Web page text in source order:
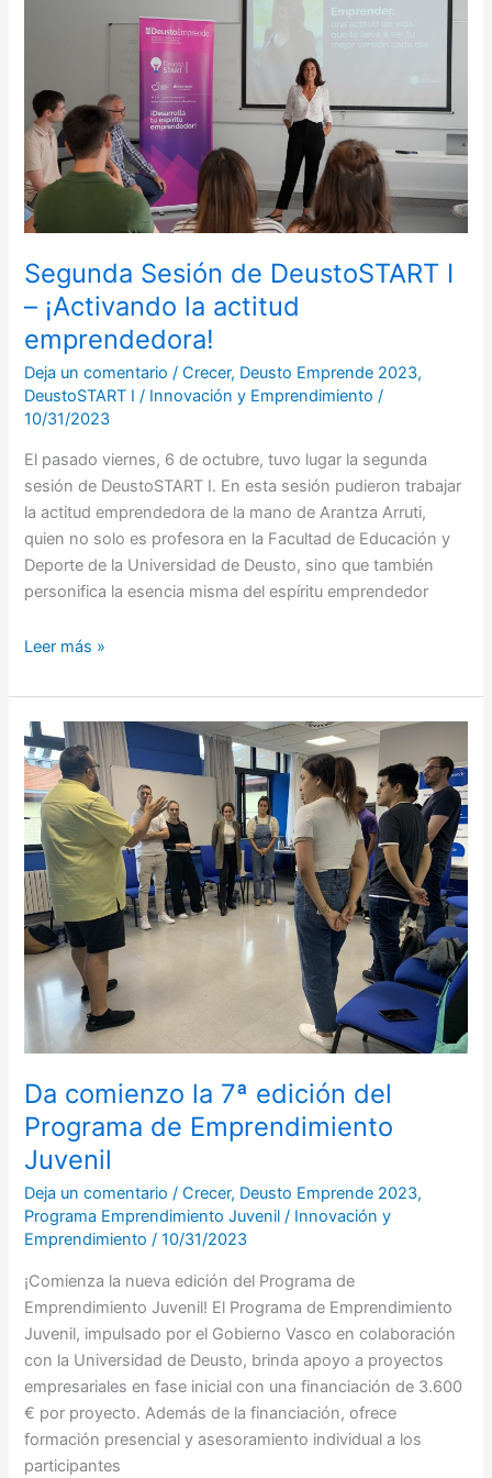
Segunda Sesión de DeustoSTART I
– ¡Activando la actitud
emprendedora!
Deja un comentario /Crecer, Deusto Emprende 2023,
DeustoSTART I / Innovación y Emprendimiento /
10/31/2023
El pasado viernes, 6 de octubre, tuvo lugar la segunda
sesión de DeustoSTART I. En esta sesión pudieron trabajar
la actitud emprendedora de la mano de Arantza Arruti,
quien no solo es profesora en la Facultad de Educación y
Deporte de la Universidad de Deusto, sino que también
personifica la esencia misma del espíritu emprendedor
DeustoSTART
¡Activando
la
actitud
emprendedora!
Leer más »
Da comienzo la 7ª edición del
Programa de Emprendimiento
Juvenil
Deja un comentario /Crecer, Deusto Emprende 2023,
Programa Emprendimiento Juvenil / Innovación y
Emprendimiento/10/31/2023
¡Comienza la nueva edición del Programa de
Emprendimiento Juvenil! El Programa de Emprendimiento
Juvenil, impulsado por el Gobierno Vasco en colaboración
con la Universidad de Deusto, brinda apoyo a proyectos
empresariales en fase inicial con una financiación de 3.600
€ por proyecto. Además de la financiación, ofrece
formación presencial y asesoramiento individual a los
participantes
Da
comienzo
la
7ª
edición
del
Programa
de
Emprendimiento
Juvenil